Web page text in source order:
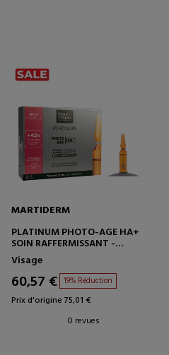
MARTIDERM
PLATINUM PHOTO-AGE HA+
SOIN RAFFERMISSANT -
ANTIOXYDANT
Visage
60,57 € 19% Réduction
Prix d'origine 75,01 €
0 revues